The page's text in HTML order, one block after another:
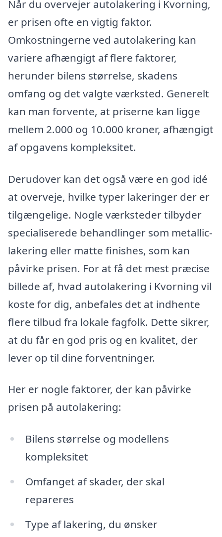
Når du overvejer autolakering i Kvorning,
er prisen ofte en vigtig faktor.
Omkostningerne ved autolakering kan
variere afhængigt af flere faktorer,
herunder bilens størrelse, skadens
omfang og det valgte værksted. Generelt
kan man forvente, at priserne kan ligge
mellem 2.000 og 10.000 kroner, afhængigt
af opgavens kompleksitet.
Derudover kan det også være en god idé
at overveje, hvilke typer lakeringer der er
tilgængelige. Nogle værksteder tilbyder
specialiserede behandlinger som metallic-
lakering eller matte finishes, som kan
påvirke prisen. For at få det mest præcise
billede af, hvad autolakering i Kvorning vil
koste for dig, anbefales det at indhente
flere tilbud fra lokale fagfolk. Dette sikrer,
at du får en god pris og en kvalitet, der
lever op til dine forventninger.
Her er nogle faktorer, der kan påvirke
prisen på autolakering:
Bilens størrelse og modellens
kompleksitet
Omfanget af skader, der skal
repareres
Type af lakering, du ønsker